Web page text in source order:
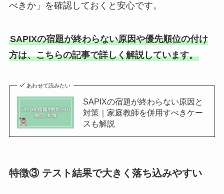
べきか」を確認しておくと安心です。
SAPIXの宿題が終わらない原因や優先順位の付け
方は、こちらの記事で詳しく解説しています。
あわせて読みたい
SAPIXの宿題が終わらない原因と
対策｜家庭教師を併用すべきケー
スも解説
特徴③ テスト結果で大きく落ち込みやすい